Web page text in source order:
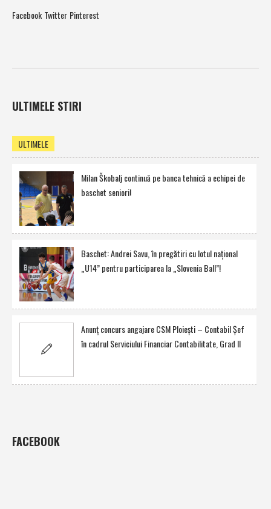
Facebook Twitter Pinterest
ULTIMELE STIRI
ULTIMELE
Milan Škobalj continuă pe banca tehnică a echipei de
baschet seniori!
Baschet: Andrei Savu, în pregătiri cu lotul naţional
„U14” pentru participarea la „Slovenia Ball”!
Anunţ concurs angajare CSM Ploieşti – Contabil Şef
în cadrul Serviciului Financiar Contabilitate, Grad II
FACEBOOK